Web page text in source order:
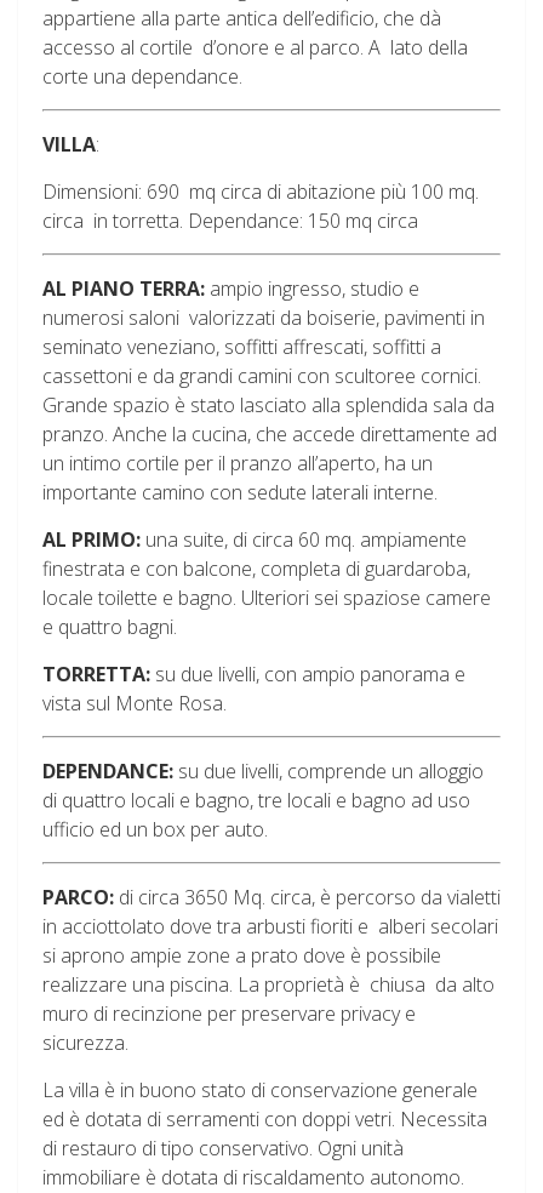
appartiene alla parte antica dell’edificio, che dà
accesso al cortile d’onore e al parco. A lato della
corte una dependance.
VILLA:
Dimensioni: 690 mq circa di abitazione più 100 mq.
circa in torretta. Dependance: 150 mq circa
AL PIANO TERRA: ampio ingresso, studio e
numerosi saloni valorizzati da boiserie, pavimenti in
seminato veneziano, soffitti affrescati, soffitti a
cassettoni e da grandi camini con scultoree cornici.
Grande spazio è stato lasciato alla splendida sala da
pranzo. Anche la cucina, che accede direttamente ad
un intimo cortile per il pranzo all’aperto, ha un
importante camino con sedute laterali interne.
AL PRIMO: una suite, di circa 60 mq. ampiamente
finestrata e con balcone, completa di guardaroba,
locale toilette e bagno. Ulteriori sei spaziose camere
e quattro bagni.
TORRETTA: su due livelli, con ampio panorama e
vista sul Monte Rosa.
DEPENDANCE: su due livelli, comprende un alloggio
di quattro locali e bagno, tre locali e bagno ad uso
ufficio ed un box per auto.
PARCO: di circa 3650 Mq. circa, è percorso da vialetti
in acciottolato dove tra arbusti fioriti e alberi secolari
si aprono ampie zone a prato dove è possibile
realizzare una piscina. La proprietà è chiusa da alto
muro di recinzione per preservare privacy e
sicurezza.
La villa è in buono stato di conservazione generale
ed è dotata di serramenti con doppi vetri. Necessita
di restauro di tipo conservativo. Ogni unità
immobiliare è dotata di riscaldamento autonomo.